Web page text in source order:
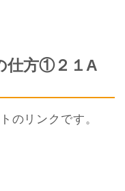
仕方①２１A
のリンクです。